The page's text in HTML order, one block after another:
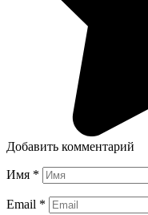
Добавить комментарий
Имя *
Email *